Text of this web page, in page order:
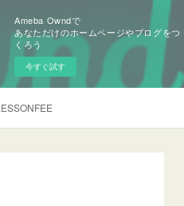
Ameba Owndで
あなただけのホームページやブログをつ
くろう
今すぐ試す